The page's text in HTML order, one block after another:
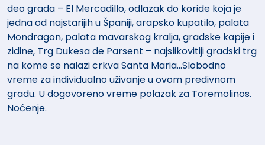
deo grada – El Mercadillo, odlazak do koride koja je
jedna od najstarijih u Španiji, arapsko kupatilo, palata
Mondragon, palata mavarskog kralja, gradske kapije i
zidine, Trg Dukesa de Parsent – najslikovitiji gradski trg
na kome se nalazi crkva Santa Maria…Slobodno
vreme za individualno uživanje u ovom predivnom
gradu. U dogovoreno vreme polazak za Toremolinos.
Noćenje.